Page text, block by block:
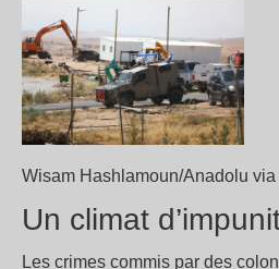
Wisam Hashlamoun/Anadolu via
Un climat
Les crimes commis par des